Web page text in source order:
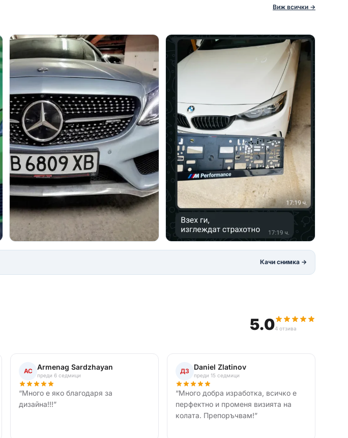
Виж всички →
Качи снимка →
5.04 отзива
АС Armenag Sardzhayan
преди 6 седмици
“Много е яко благодаря за
дизайна!!!”
ДЗ Daniel Zlatinov
преди 15 седмици
“Много добра изработка, всичко е
перфектно и променя визията на
колата. Препоръчвам!”